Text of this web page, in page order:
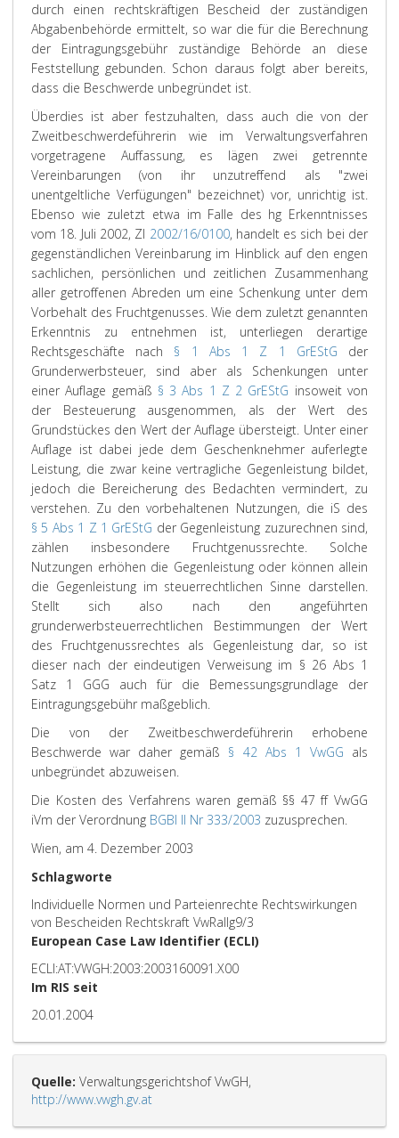
durch einen rechtskräftigen Bescheid der zuständigen
Abgabenbehörde ermittelt, so war die für die Berechnung
der Eintragungsgebühr zuständige Behörde an diese
Feststellung gebunden. Schon daraus folgt aber bereits,
dass die Beschwerde unbegründet ist.
Überdies ist aber festzuhalten, dass auch die von der
Zweitbeschwerdeführerin wie im Verwaltungsverfahren
vorgetragene Auffassung, es lägen zwei getrennte
Vereinbarungen (von ihr unzutreffend als "zwei
unentgeltliche Verfügungen" bezeichnet) vor, unrichtig ist.
Ebenso wie zuletzt etwa im Falle des hg Erkenntnisses
vom 18. Juli 2002, Zl 2002/16/0100, handelt es sich bei der
gegenständlichen Vereinbarung im Hinblick auf den engen
sachlichen, persönlichen und zeitlichen Zusammenhang
aller getroffenen Abreden um eine Schenkung unter dem
Vorbehalt des Fruchtgenusses. Wie dem zuletzt genannten
Erkenntnis zu entnehmen ist, unterliegen derartige
Rechtsgeschäfte nach § 1 Abs 1 Z 1 GrEStG der
Grunderwerbsteuer, sind aber als Schenkungen unter
einer Auflage gemäß § 3 Abs 1 Z 2 GrEStG insoweit von
der Besteuerung ausgenommen, als der Wert des
Grundstückes den Wert der Auflage übersteigt. Unter einer
Auflage ist dabei jede dem Geschenknehmer auferlegte
Leistung, die zwar keine vertragliche Gegenleistung bildet,
jedoch die Bereicherung des Bedachten vermindert, zu
verstehen. Zu den vorbehaltenen Nutzungen, die iS des
§ 5 Abs 1 Z 1 GrEStG der Gegenleistung zuzurechnen sind,
zählen insbesondere Fruchtgenussrechte. Solche
Nutzungen erhöhen die Gegenleistung oder können allein
die Gegenleistung im steuerrechtlichen Sinne darstellen.
Stellt sich also nach den angeführten
grunderwerbsteuerrechtlichen Bestimmungen der Wert
des Fruchtgenussrechtes als Gegenleistung dar, so ist
dieser nach der eindeutigen Verweisung im § 26 Abs 1
Satz 1 GGG auch für die Bemessungsgrundlage der
Eintragungsgebühr maßgeblich.
Die von der Zweitbeschwerdeführerin erhobene
Beschwerde war daher gemäß § 42 Abs 1 VwGG als
unbegründet abzuweisen.
Die Kosten des Verfahrens waren gemäß §§ 47 ff VwGG
iVm der Verordnung BGBl II Nr 333/2003 zuzusprechen.
Wien, am 4. Dezember 2003
Schlagworte
Individuelle Normen und Parteienrechte Rechtswirkungen
von Bescheiden Rechtskraft VwRallg9/3
European Case Law Identifier (ECLI)
ECLI:AT:VWGH:2003:2003160091.X00
Im RIS seit
20.01.2004
Quelle: Verwaltungsgerichtshof VwGH,
http://www.vwgh.gv.at